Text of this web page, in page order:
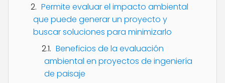
Permite evaluar el impacto ambiental
que puede generar un proyecto y
buscar soluciones para minimizarlo
Beneficios de la evaluación
ambiental en proyectos de ingeniería
de paisaje